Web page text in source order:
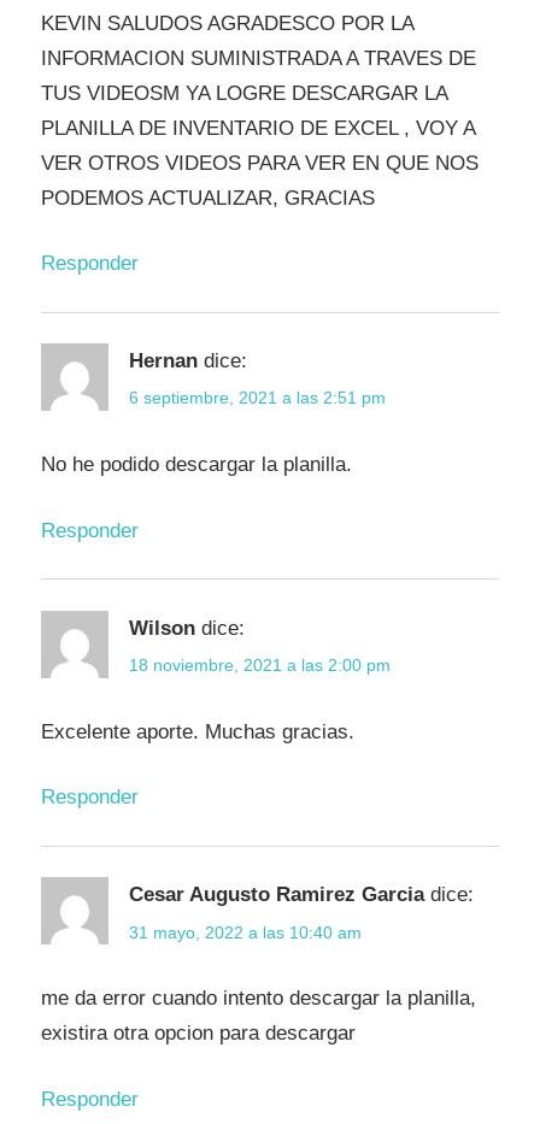
KEVIN SALUDOS AGRADESCO POR LA
INFORMACION SUMINISTRADA A TRAVES DE
TUS VIDEOSM YA LOGRE DESCARGAR LA
PLANILLA DE INVENTARIO DE EXCEL , VOY A
VER OTROS VIDEOS PARA VER EN QUE NOS
PODEMOS ACTUALIZAR, GRACIAS
Responder
Hernan dice:
6 septiembre, 2021 a las 2:51 pm
No he podido descargar la planilla.
Responder
Wilson dice:
18 noviembre, 2021 a las 2:00 pm
Excelente aporte. Muchas gracias.
Responder
Cesar Augusto Ramirez Garcia dice:
31 mayo, 2022 a las 10:40 am
me da error cuando intento descargar la planilla,
existira otra opcion para descargar
Responder